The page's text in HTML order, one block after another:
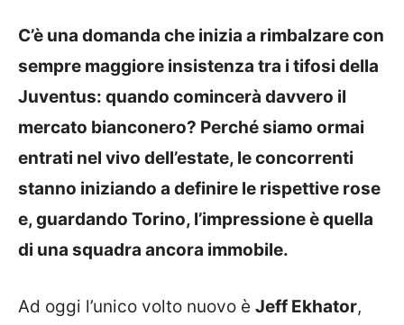
C’è una domanda che inizia a rimbalzare con
sempre maggiore insistenza tra i tifosi della
Juventus: quando comincerà davvero il
mercato bianconero? Perché siamo ormai
entrati nel vivo dell’estate, le concorrenti
stanno iniziando a definire le rispettive rose
e, guardando Torino, l’impressione è quella
di una squadra ancora immobile.
Ad oggi l’unico volto nuovo è Jeff Ekhator,